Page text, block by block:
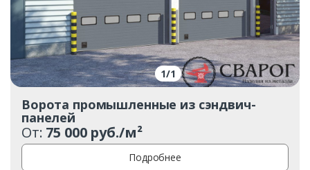
1/1
Ворота промышленные из сэндвич-
панелей
От: 75 000 руб./м²
Подробнее